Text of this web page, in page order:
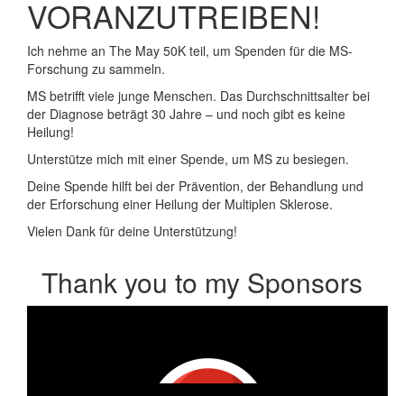
VORANZUTREIBEN!
Ich nehme an The May 50K teil, um Spenden für die MS-
Forschung zu sammeln.
MS betrifft viele junge Menschen. Das Durchschnittsalter bei
der Diagnose beträgt 30 Jahre – und noch gibt es keine
Heilung!
Unterstütze mich mit einer Spende, um MS zu besiegen.
Deine Spende hilft bei der Prävention, der Behandlung und
der Erforschung einer Heilung der Multiplen Sklerose.
Vielen Dank für deine Unterstützung!
Thank you to my Sponsors